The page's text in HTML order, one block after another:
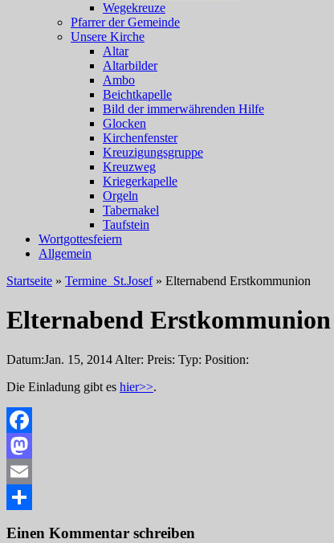
Wegekreuze
Pfarrer der Gemeinde
Unsere Kirche
Altar
Altarbilder
Ambo
Beichtkapelle
Bild der immerwährenden Hilfe
Glocken
Kirchenfenster
Kreuzigungsgruppe
Kreuzweg
Kriegerkapelle
Orgeln
Tabernakel
Taufstein
Wortgottesfeiern
Allgemein
Startseite » Termine_St.Josef » Elternabend Erstkommunion
Elternabend Erstkommunion
Datum:Jan. 15, 2014 Alter: Preis: Typ: Position:
Die Einladung gibt es hier>>.
Facebook
Mastodon
Email
Einen Kommentar schreiben